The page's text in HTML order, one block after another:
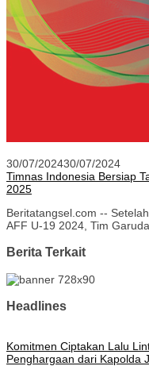
30/07/202430/07/2024
Timnas Indonesia Bersiap
2025
Beritatangsel.com --
AFF U-19 2024, Tim
Berita Terkait
Headlines
Komitmen Ciptakan Lalu
Penghargaan dari Kapolda